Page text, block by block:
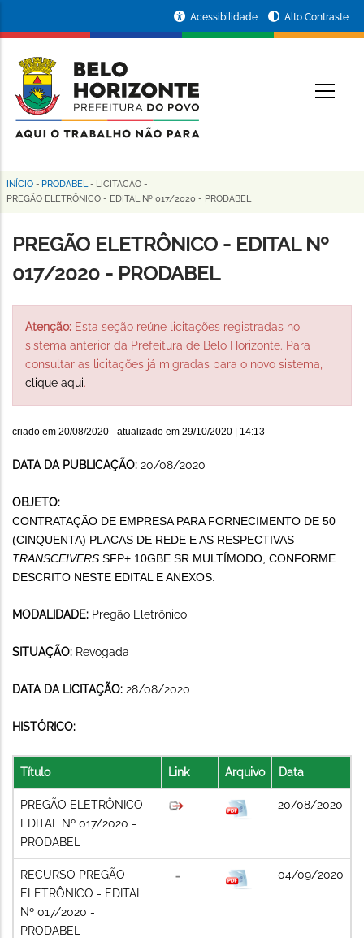
conteúdo
principal
da
Prefeitura
de
Horizonte
Acessibilidade Alto Contraste
Trilha
navegação
INÍCIO - PRODABEL - LICITACAO -
PREGÃO ELETRÔNICO - EDITAL Nº 017/2020 - PRODABEL
PREGÃO ELETRÔNICO - EDITAL Nº
017/2020 - PRODABEL
Atenção: Esta seção reúne licitações registradas no
sistema anterior da Prefeitura de Belo Horizonte. Para
consultar as licitações já migradas para o novo sistema,
clique aqui.
criado em 20/08/2020 - atualizado em 29/10/2020 | 14:13
DATA DA PUBLICAÇÃO: 20/08/2020
OBJETO:
CONTRATAÇÃO DE EMPRESA PARA FORNECIMENTO DE 50
(CINQUENTA) PLACAS DE REDE E AS RESPECTIVAS
TRANSCEIVERS SFP+ 10GBE SR MULTÍMODO, CONFORME
DESCRITO NESTE EDITAL E ANEXOS.
MODALIDADE: Pregão Eletrônico
SITUAÇÃO: Revogada
DATA DA LICITAÇÃO: 28/08/2020
HISTÓRICO:
Título Link Arquivo Data
PREGÃO ELETRÔNICO -
EDITAL Nº 017/2020 -
PRODABEL
20/08/2020
RECURSO PREGÃO
ELETRÔNICO - EDITAL
Nº 017/2020 -
PRODABEL
04/09/2020